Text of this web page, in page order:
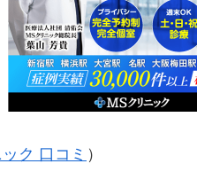
ク 口コミ ）